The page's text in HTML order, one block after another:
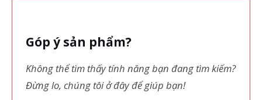
Góp ý sản phẩm?
Không thể tìm thấy tính năng bạn đang tìm kiếm?
Đừng lo, chúng tôi ở đây để giúp bạn!